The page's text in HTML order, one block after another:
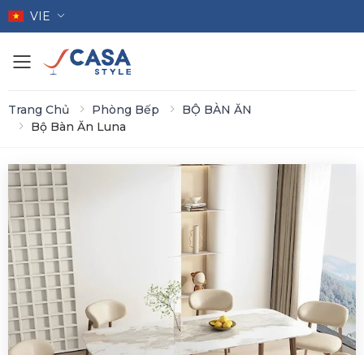
VIE
Toggle mobile menu
Trang Chủ Phòng Bếp
BỘ BÀN ĂN
Bộ Bàn Ăn Luna